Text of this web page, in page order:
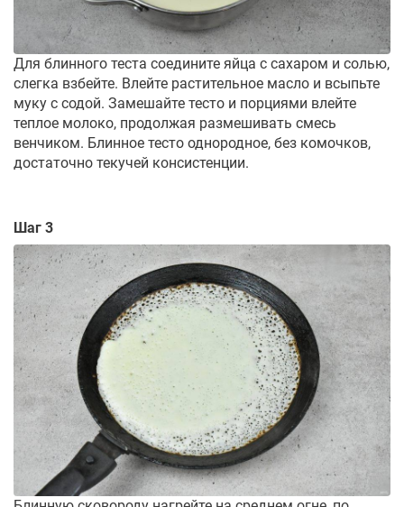
Для блинного теста соедините яйца с сахаром и солью,
слегка взбейте. Влейте растительное масло и всыпьте
муку с содой. Замешайте тесто и порциями влейте
теплое молоко, продолжая размешивать смесь
венчиком. Блинное тесто однородное, без комочков,
достаточно текучей консистенции.
Шаг 3